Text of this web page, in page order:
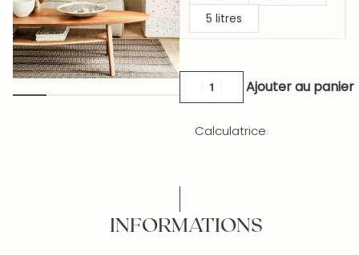
5 litres
Ajouter au panier
Calculatrice
INFORMATIONS